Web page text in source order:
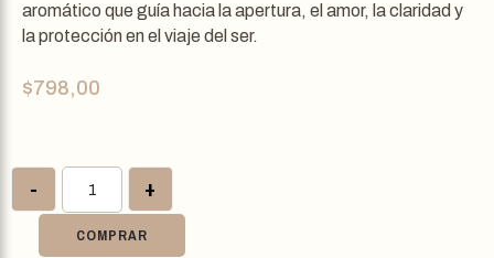
aromático que guía hacia la apertura, el amor, la claridad y
la protección en el viaje del ser.
$798,00
- +
COMPRAR